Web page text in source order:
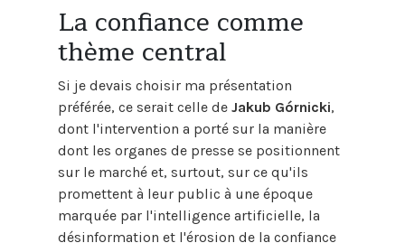
La confiance comme
thème central
Si je devais choisir ma présentation
préférée, ce serait celle de Jakub Górnicki,
dont l'intervention a porté sur la manière
dont les organes de presse se positionnent
sur le marché et, surtout, sur ce qu'ils
promettent à leur public à une époque
marquée par l'intelligence artificielle, la
désinformation et l'érosion de la confiance